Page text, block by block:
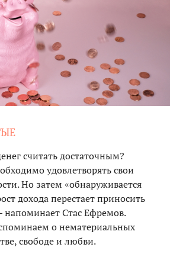
считать достаточным?
удовлетворять свои
Но затем «обнаруживается
дохода перестает приносить
напоминает Стас Ефремов.
о нематериальных
свободе и любви.